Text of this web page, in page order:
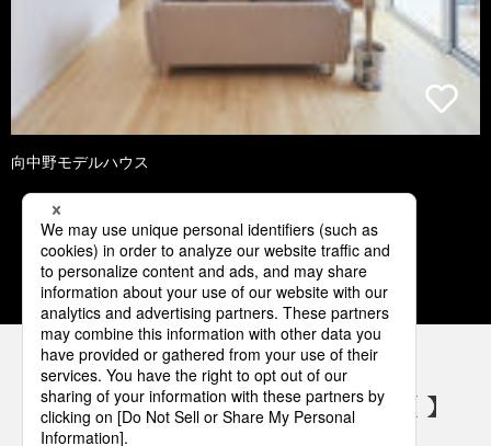
向中野モデルハウス
1 2 3 4 5
パナソニックの電気設備 SNSアカウント